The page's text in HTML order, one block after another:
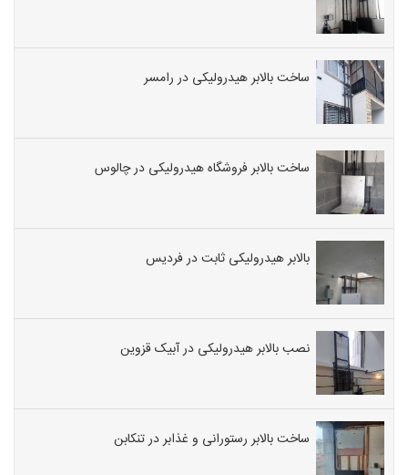
ساخت بالابر هیدرولیکی در رامسر
ساخت بالابر فروشگاه هیدرولیکی در چالوس
بالابر هیدرولیکی ثابت در فردیس
نصب بالابر هیدرولیکی در آبیک قزوین
ساخت بالابر رستورانی و غذابر در تنکابن